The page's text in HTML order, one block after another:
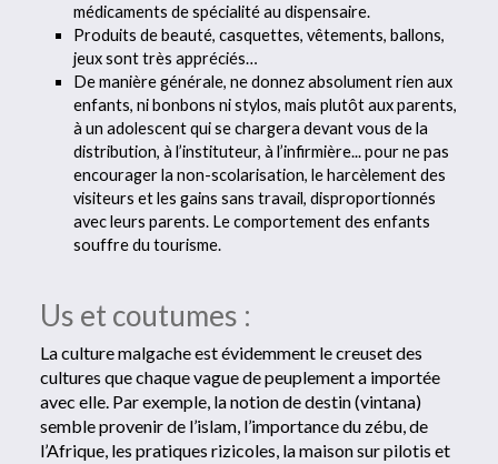
médicaments de spécialité au dispensaire.
Produits de beauté, casquettes, vêtements, ballons,
jeux sont très appréciés…
De manière générale, ne donnez absolument rien aux
enfants, ni bonbons ni stylos, mais plutôt aux parents,
à un adolescent qui se chargera devant vous de la
distribution, à l’instituteur, à l’infirmière... pour ne pas
encourager la non-scolarisation, le harcèlement des
visiteurs et les gains sans travail, disproportionnés
avec leurs parents. Le comportement des enfants
souffre du tourisme.
Us et coutumes :
La culture malgache est évidemment le creuset des
cultures que chaque vague de peuplement a importée
avec elle. Par exemple, la notion de destin (vintana)
semble provenir de l’islam, l’importance du zébu, de
l’Afrique, les pratiques rizicoles, la maison sur pilotis et